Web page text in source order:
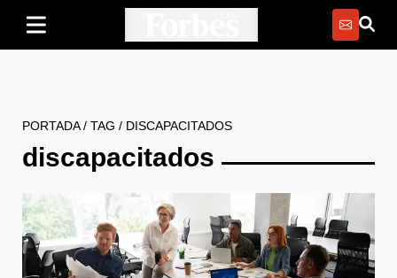
PORTADA/ TAG / DISCAPACITADOS
discapacitados